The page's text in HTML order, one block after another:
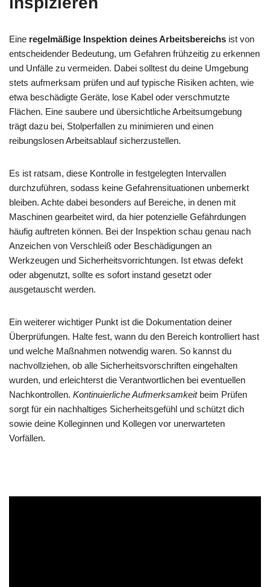
Eine regelmäßige Inspektion deines Arbeitsbereichs ist von
entscheidender Bedeutung, um Gefahren frühzeitig zu erkennen
und Unfälle zu vermeiden. Dabei solltest du deine Umgebung
stets aufmerksam prüfen und auf typische Risiken achten, wie
etwa beschädigte Geräte, lose Kabel oder verschmutzte
Flächen. Eine saubere und übersichtliche Arbeitsumgebung
trägt dazu bei, Stolperfallen zu minimieren und einen
reibungslosen Arbeitsablauf sicherzustellen.
Es ist ratsam, diese Kontrolle in festgelegten Intervallen
durchzuführen, sodass keine Gefahrensituationen unbemerkt
bleiben. Achte dabei besonders auf Bereiche, in denen mit
Maschinen gearbeitet wird, da hier potenzielle Gefährdungen
häufig auftreten können. Bei der Inspektion schau genau nach
Anzeichen von Verschleiß oder Beschädigungen an
Werkzeugen und Sicherheitsvorrichtungen. Ist etwas defekt
oder abgenutzt, sollte es sofort instand gesetzt oder
ausgetauscht werden.
Ein weiterer wichtiger Punkt ist die Dokumentation deiner
Überprüfungen. Halte fest, wann du den Bereich kontrolliert hast
und welche Maßnahmen notwendig waren. So kannst du
nachvollziehen, ob alle Sicherheitsvorschriften eingehalten
wurden, und erleichterst die Verantwortlichen bei eventuellen
Nachkontrollen. Kontinuierliche Aufmerksamkeitbeim Prüfen
sorgt für ein nachhaltiges Sicherheitsgefühl und schützt dich
sowie deine Kolleginnen und Kollegen vor unerwarteten
Vorfällen.